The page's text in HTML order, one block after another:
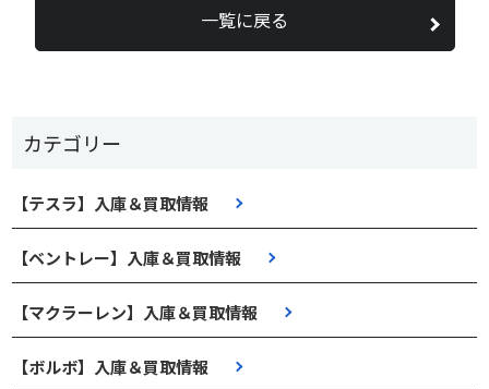
カテゴリー
【テスラ】入庫＆買取情報
【ベントレー】入庫＆買取情報
【マクラーレン】入庫＆買取情報
【ボルボ】入庫＆買取情報
一覧に戻る